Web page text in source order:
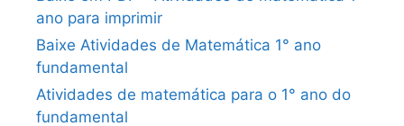
ano para imprimir
Baixe Atividades de Matemática 1° ano
fundamental
Atividades de matemática para o 1° ano do
fundamental